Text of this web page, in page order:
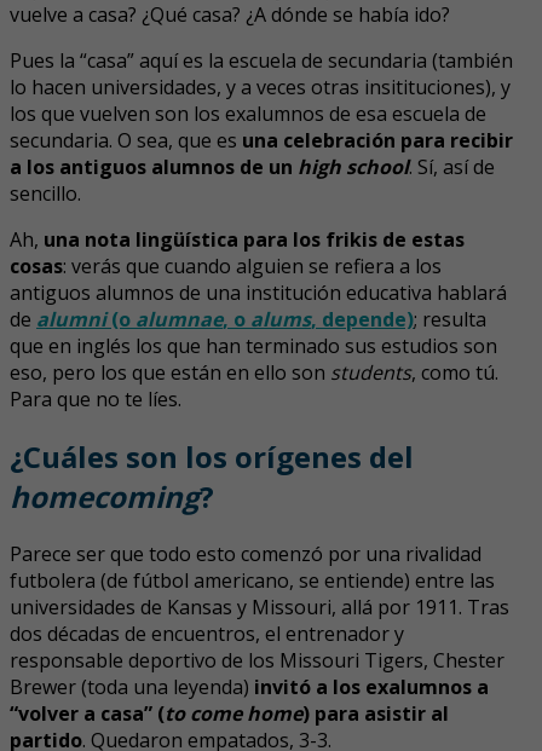
vuelve a casa? ¿Qué casa? ¿A dónde se había ido?
Pues la “casa” aquí es la escuela de secundaria (también
lo hacen universidades, y a veces otras insitituciones), y
los que vuelven son los exalumnos de esa escuela de
secundaria. O sea, que es una celebración para recibir
a los antiguos alumnos de un high school. Sí, así de
sencillo.
Ah, una nota lingüística para los frikis de estas
cosas: verás que cuando alguien se refiera a los
antiguos alumnos de una institución educativa hablará
de alumni(o alumnae, o alums, depende); resulta
que en inglés los que han terminado sus estudios son
eso, pero los que están en ello son students, como tú.
Para que no te líes.
¿Cuáles son los orígenes del
homecoming?
Parece ser que todo esto comenzó por una rivalidad
futbolera (de fútbol americano, se entiende) entre las
universidades de Kansas y Missouri, allá por 1911. Tras
dos décadas de encuentros, el entrenador y
responsable deportivo de los Missouri Tigers, Chester
Brewer (toda una leyenda) invitó a los exalumnos a
“volver a casa” (to come home) para asistir al
partido. Quedaron empatados, 3-3.